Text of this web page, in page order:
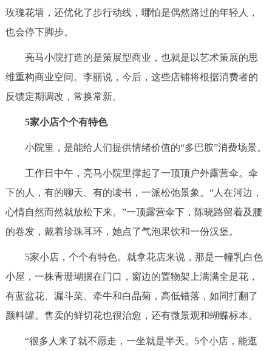
玫瑰花墙，还优化了步行动线，哪怕是偶然路过的年轻人，
也会停下脚步。
亮马小院打造的是策展型商业，也就是以艺术策展的思
维重构商业空间。李丽说，今后，这些店铺将根据消费者的
反馈定期调改，常换常新。
5家小店个个有特色
小院里，是能给人们提供情绪价值的“多巴胺”消费场景。
工作日中午，亮马小院里撑起了一顶顶户外露营伞。伞
下的人，有的聊天、有的读书，一派松弛景象。“人在河边，
心情自然而然就放松下来。”一顶露营伞下，陈晓路留着及腰
的卷发，戴着珍珠耳环，她点了气泡果饮和一份汉堡。
5家小店，个个有特色。就拿花店来说，那是一幢乳白色
小屋，一株青珊瑚摆在门口，窗边的置物架上满满全是花，
有蓝盆花、漏斗菜、牵牛和白晶菊，高低错落，如同打翻了
颜料罐。售卖的鲜切花也很治愈，还有微景观和蝴蝶标本。
“很多人来了就不愿走，一坐就是半天。5个小店，能逛